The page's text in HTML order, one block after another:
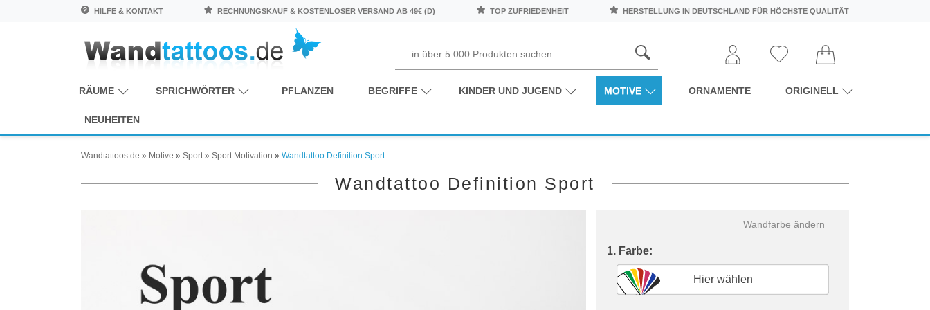
HILFE & KONTAKT RECHNUNGSKAUF & KOSTENLOSER VERSAND AB 49€ (D) TOP ZUFRIEDENHEIT HERSTELLUNG IN DEUTSCHLAND FÜR HÖCHSTE QUALITÄT
RÄUME SPRICHWÖRTER PFLANZEN BEGRIFFE KINDER UND JUGEND MOTIVE ORNAMENTE ORIGINELL
NEUHEITEN
Wandtattoos.de » Motive » Sport » Sport Motivation » Wandtattoo Definition Sport
Wandtattoo Definition Sport
Wandfarbe ändern
1. Farbe:
Hier wählen